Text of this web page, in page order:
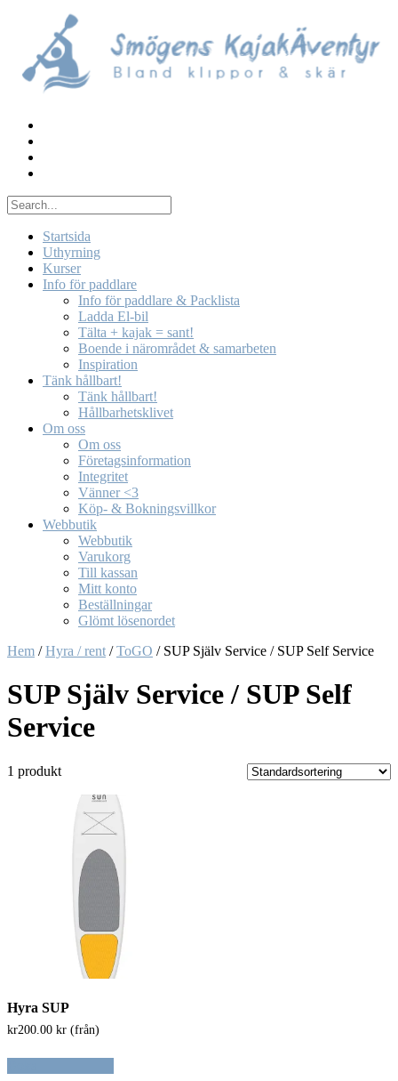
content
Startsida
Uthyrning
Kurser
Info för paddlare
Info för paddlare & Packlista
Ladda El-bil
Tälta + kajak = sant!
Boende i närområdet & samarbeten
Inspiration
Tänk hållbart!
Tänk hållbart!
Hållbarhetsklivet
Om oss
Om oss
Företagsinformation
Integritet
Vänner <3
Köp- & Bokningsvillkor
Webbutik
Webbutik
Varukorg
Till kassan
Mitt konto
Beställningar
Glömt lösenordet
Hem /Hyra / rent /ToGO / SUP Själv Service / SUP Self Service
SUP Själv Service / SUP Self
Service
1 produkt
Hyra SUP
kr200.00 kr (från)